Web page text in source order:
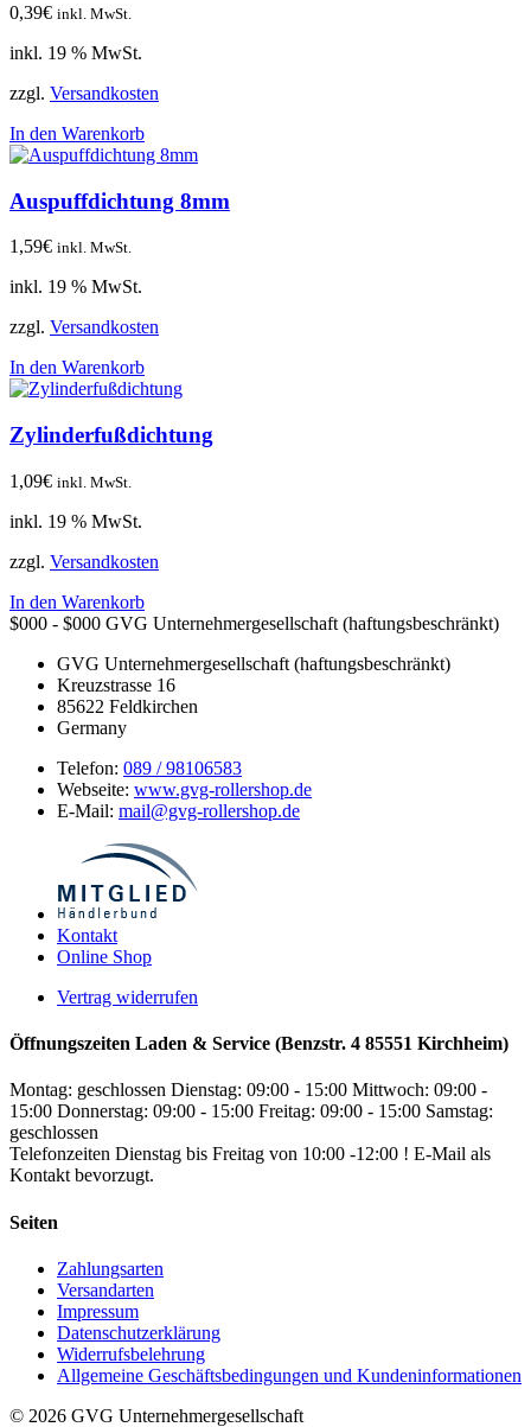
0,39€ inkl. MwSt.
inkl. 19 % MwSt.
zzgl. Versandkosten
In den Warenkorb
Auspuffdichtung 8mm
1,59€ inkl. MwSt.
inkl. 19 % MwSt.
zzgl. Versandkosten
In den Warenkorb
Zylinderfußdichtung
1,09€ inkl. MwSt.
inkl. 19 % MwSt.
zzgl. Versandkosten
In den Warenkorb
$000 - $000 GVG Unternehmergesellschaft (haftungsbeschränkt)
GVG Unternehmergesellschaft (haftungsbeschränkt)
Kreuzstrasse 16
85622 Feldkirchen
Germany
Telefon: 089 / 98106583
Webseite: www.gvg-rollershop.de
E-Mail: mail@gvg-rollershop.de
Kontakt
Online Shop
Vertrag widerrufen
Öffnungszeiten Laden & Service (Benzstr. 4 85551 Kirchheim)
Montag: geschlossen Dienstag: 09:00 - 15:00 Mittwoch: 09:00 -
15:00 Donnerstag: 09:00 - 15:00 Freitag: 09:00 - 15:00 Samstag:
geschlossen
Telefonzeiten Dienstag bis Freitag von 10:00 -12:00 ! E-Mail als
Kontakt bevorzugt.
Seiten
Zahlungsarten
Versandarten
Impressum
Datenschutzerklärung
Widerrufsbelehrung
Allgemeine Geschäftsbedingungen und Kundeninformationen
© 2026 GVG Unternehmergesellschaft